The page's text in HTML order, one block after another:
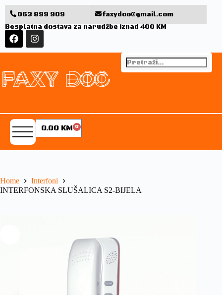
063 899 909
faxydoo@gmail.com
Besplatna dostava za narudžbe iznad 400 KM
0.00 KM 0
Home
Interfoni
INTERFONSKA SLUŠALICA S2-BIJELA